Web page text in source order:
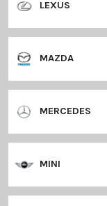
JEEP
LANCIA